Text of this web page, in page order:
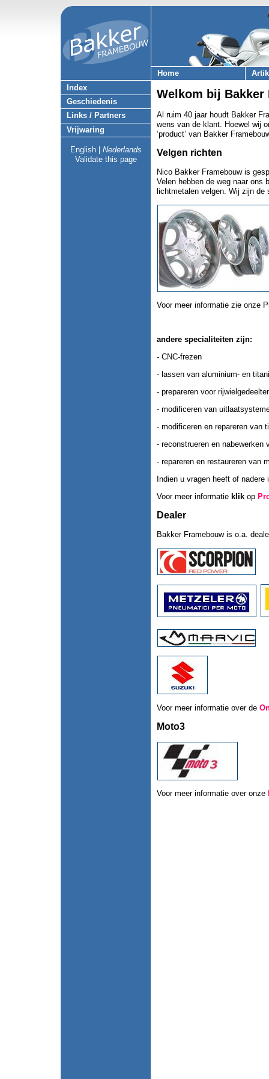
Home
Index
Geschiedenis
Links / Partners
Vrijwaring
English| Nederlands
Validate this page
Welkom bij Bakker
Al ruim 40 jaar houdt Bakker
wens van de klant. Hoewel wij
‘product’ van Bakker
Velgen richten
Nico Bakker Framebouw is
Velen hebben de weg naar ons
lichtmetalen velgen. Wij zijn de
Voor meer informatie zie onze
andere specialiteiten zijn:
- CNC-frezen
- lassen van aluminium- en
- prepareren voor
- modificeren van
- modificeren en repareren van
- reconstrueren en nabewerken
- repareren en restaureren van
Indien u vragen heeft of
Voor meer informatie klik op
Dealer
Bakker Framebouw is o.a.
Voor meer informatie over de
Moto3
Voor meer informatie over onze